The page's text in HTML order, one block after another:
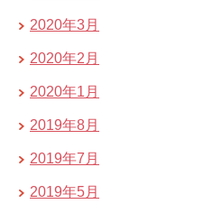
2020年3月
2020年2月
2020年1月
2019年8月
2019年7月
2019年5月